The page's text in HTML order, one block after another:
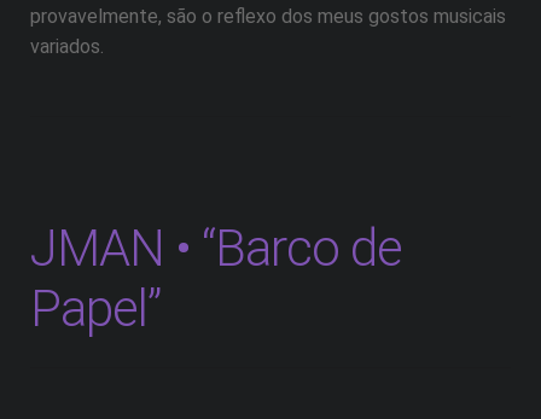
provavelmente, são o reflexo dos meus gostos musicais
variados.
JMAN • “Barco de
Papel”